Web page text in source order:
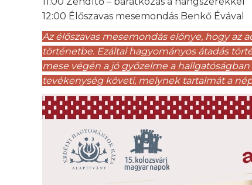
12:00 Élőszavas mesemondás Benkő Évával
Az élőszavas mesemondás előnye, hogy az
történetbe. Ezáltal hagyományos átadás
mese végén a jó győzelme a
tevékenység követi, melynek tartalmát a